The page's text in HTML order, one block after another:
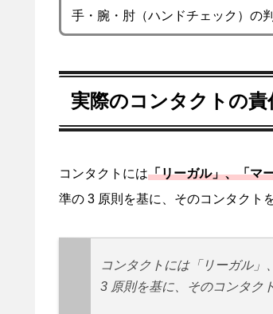
⼿・腕・肘（ハンドチェック）の
実際のコンタクトの責
コンタクトには「リーガル」、「マ
準の 3 原則を基に、そのコンタクト
コンタクトには「リーガル
3 原則を基に、そのコンタク